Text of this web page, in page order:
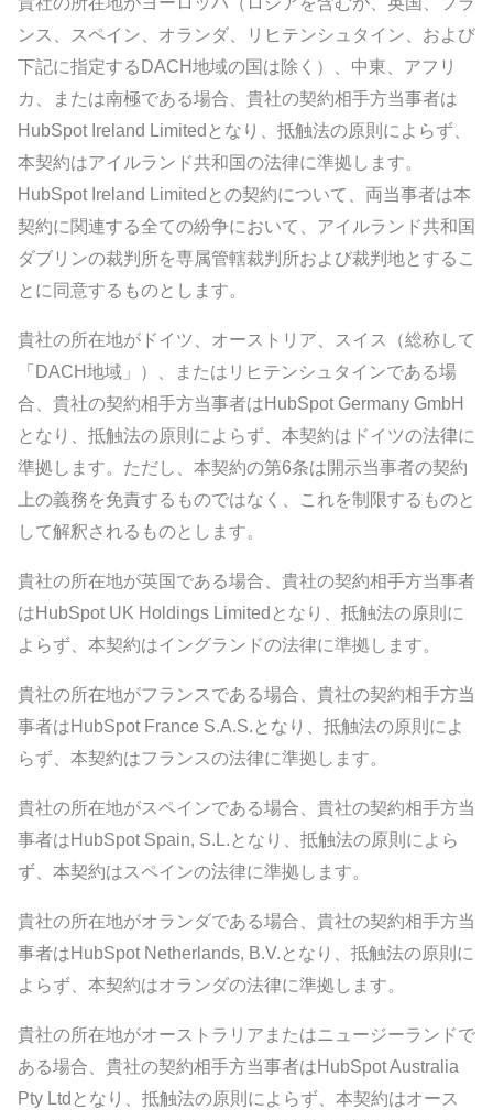
ンス、スペイン、オランダ、リヒテンシュタイン、および
下記に指定するDACH地域の国は除く）、中東、アフリ
カ、または南極である場合、貴社の契約相手方当事者は
HubSpot Ireland Limitedとなり、抵触法の原則によらず、
本契約はアイルランド共和国の法律に準拠します。
HubSpot Ireland Limitedとの契約について、両当事者は本
契約に関連する全ての紛争において、アイルランド共和国
ダブリンの裁判所を専属管轄裁判所および裁判地とするこ
とに同意するものとします。
貴社の所在地がドイツ、オーストリア、スイス（総称して
「DACH地域」）、またはリヒテンシュタインである場
合、貴社の契約相手方当事者はHubSpot Germany GmbH
となり、抵触法の原則によらず、本契約はドイツの法律に
準拠します。ただし、本契約の第6条は開示当事者の契約
上の義務を免責するものではなく、これを制限するものと
して解釈されるものとします。
貴社の所在地が英国である場合、貴社の契約相手方当事者
はHubSpot UK Holdings Limitedとなり、抵触法の原則に
よらず、本契約はイングランドの法律に準拠します。
貴社の所在地がフランスである場合、貴社の契約相手方当
事者はHubSpot France S.A.S.となり、抵触法の原則によ
らず、本契約はフランスの法律に準拠します。
貴社の所在地がスペインである場合、貴社の契約相手方当
事者はHubSpot Spain, S.L.となり、抵触法の原則によら
ず、本契約はスペインの法律に準拠します。
貴社の所在地がオランダである場合、貴社の契約相手方当
事者はHubSpot Netherlands, B.V.となり、抵触法の原則に
よらず、本契約はオランダの法律に準拠します。
貴社の所在地がオーストラリアまたはニュージーランドで
ある場合、貴社の契約相手方当事者はHubSpot Australia
Pty Ltdとなり、抵触法の原則によらず、本契約はオース